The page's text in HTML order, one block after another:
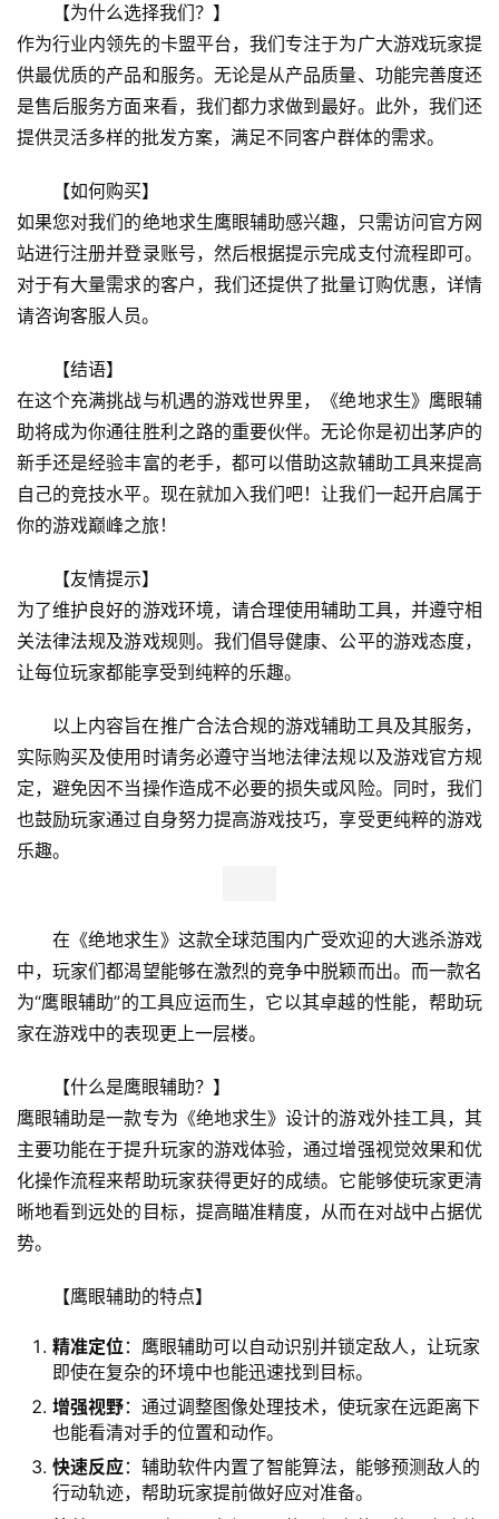
【为什么选择我们？】
作为行业内领先的卡盟平台，我们专注于为广大游戏玩家提
供最优质的产品和服务。无论是从产品质量、功能完善度还
是售后服务方面来看，我们都力求做到最好。此外，我们还
提供灵活多样的批发方案，满足不同客户群体的需求。
【如何购买】
如果您对我们的绝地求生鹰眼辅助感兴趣，只需访问官方网
站进行注册并登录账号，然后根据提示完成支付流程即可。
对于有大量需求的客户，我们还提供了批量订购优惠，详情
请咨询客服人员。
【结语】
在这个充满挑战与机遇的游戏世界里，《绝地求生》鹰眼辅
助将成为你通往胜利之路的重要伙伴。无论你是初出茅庐的
新手还是经验丰富的老手，都可以借助这款辅助工具来提高
自己的竞技水平。现在就加入我们吧！让我们一起开启属于
你的游戏巅峰之旅！
【友情提示】
为了维护良好的游戏环境，请合理使用辅助工具，并遵守相
关法律法规及游戏规则。我们倡导健康、公平的游戏态度，
让每位玩家都能享受到纯粹的乐趣。
以上内容旨在推广合法合规的游戏辅助工具及其服务，
实际购买及使用时请务必遵守当地法律法规以及游戏官方规
定，避免因不当操作造成不必要的损失或风险。同时，我们
也鼓励玩家通过自身努力提高游戏技巧，享受更纯粹的游戏
乐趣。
在《绝地求生》这款全球范围内广受欢迎的大逃杀游戏
中，玩家们都渴望能够在激烈的竞争中脱颖而出。而一款名
为“鹰眼辅助”的工具应运而生，它以其卓越的性能，帮助玩
家在游戏中的表现更上一层楼。
【什么是鹰眼辅助？】
鹰眼辅助是一款专为《绝地求生》设计的游戏外挂工具，其
主要功能在于提升玩家的游戏体验，通过增强视觉效果和优
化操作流程来帮助玩家获得更好的成绩。它能够使玩家更清
晰地看到远处的目标，提高瞄准精度，从而在对战中占据优
势。
【鹰眼辅助的特点】
精准定位：鹰眼辅助可以自动识别并锁定敌人，让玩家
即使在复杂的环境中也能迅速找到目标。
增强视野：通过调整图像处理技术，使玩家在远距离下
也能看清对手的位置和动作。
快速反应：辅助软件内置了智能算法，能够预测敌人的
行动轨迹，帮助玩家提前做好应对准备。